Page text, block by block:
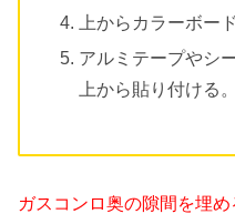
上からカラーボー
アルミテープやシ
上から貼り付ける。
ガスコンロ奥の隙間を埋